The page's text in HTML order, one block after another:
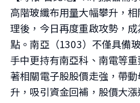
高階玻纖布用量大幅攀升，
理後，今日再度重啟攻勢，
點。南亞（1303）不僅具備
手中更持有南亞科、南電等
著相關電子股股價走強，帶
升，吸引資金回補，股價大